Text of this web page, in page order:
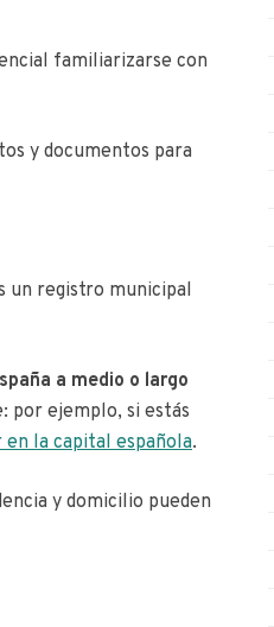
familiarizarse con
y documentos para
un registro municipal
a medio o largo
por ejemplo, si estás
la capital española.
y domicilio pueden